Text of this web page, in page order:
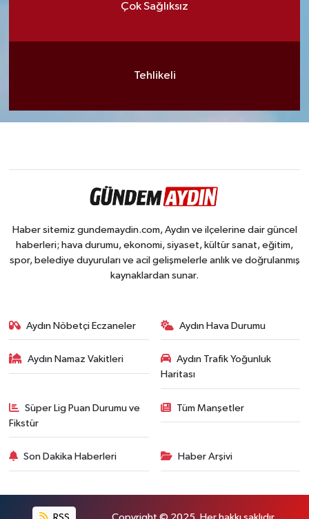
Çok Sağlıksız
Tehlikeli
Haber sitemiz gundemaydin.com, Aydın ve ilçelerine dair güncel
haberleri; hava durumu, ekonomi, siyaset, kültür sanat, eğitim,
spor, belediye duyuruları ve acil gelişmelerle anlık ve doğrulanmış
kaynaklardan sunar.
Aydın Nöbetçi Eczaneler Aydın Hava Durumu
Aydın Namaz Vakitleri
Aydın Trafik Yoğunluk
Haritası
Süper Lig Puan Durumu ve
Fikstür
Tüm Manşetler
Son Dakika Haberleri Haber Arşivi